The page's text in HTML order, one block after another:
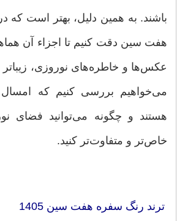
باشند. به همین دلیل، بهتر است که
هفت سین دقت کنیم تا اجزاء آن
عکس‌ها و خاطره‌های نوروزی، زیباتر
می‌خواهیم بررسی کنیم که
هستند و چگونه می‌توانید فضای
خاص‌تر و متفاوت‌تر کنید.
ترند رنگ سفره هفت سین 1405